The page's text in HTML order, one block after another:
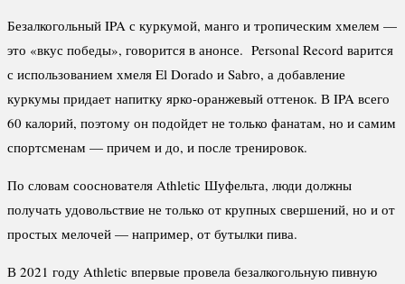
Безалкогольный IPA с куркумой, манго и тропическим хмелем —
это «вкус победы», говорится в анонсе. Personal Record варится
с использованием хмеля El Dorado и Sabro, а добавление
куркумы придает напитку ярко-оранжевый оттенок. В IPA всего
60 калорий, поэтому он подойдет не только фанатам, но и самим
спортсменам — причем и до, и после тренировок.
По словам сооснователя Athletic Шуфельта, люди должны
получать удовольствие не только от крупных свершений, но и от
простых мелочей — например, от бутылки пива.
В 2021 году Athletic впервые провела безалкогольную пивную